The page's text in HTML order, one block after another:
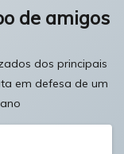
de amigos
dos principais
em defesa de um